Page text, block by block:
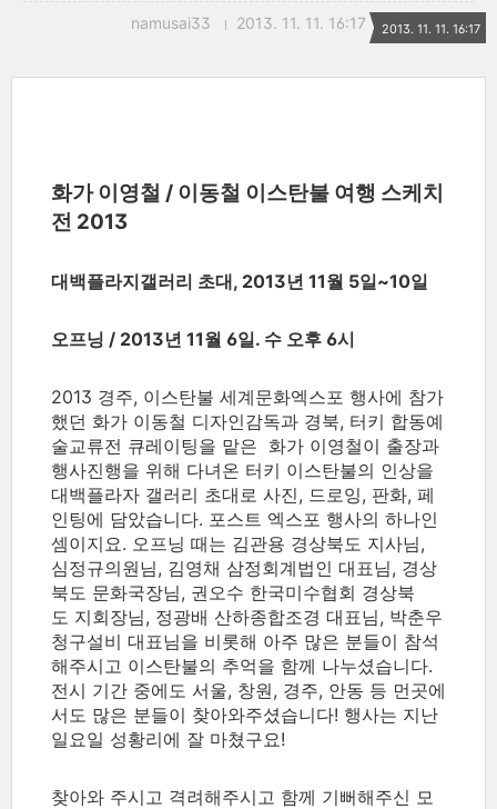
namusai33 2013. 11. 11. 16:17 2013. 11. 11. 16:17
화가 이영철 / 이동철 이스탄불 여행 스케치
전 2013
대백플라지갤러리 초대, 2013년 11월 5일~10일
오프닝 / 2013년 11월 6일. 수 오후 6시
2013 경주, 이스탄불 세계문화엑스포 행사에 참가
했던 화가 이동철 디자인감독과 경북, 터키 합동예
술교류전 큐레이팅을 맡은 화가 이영철이 출장과
행사진행을 위해 다녀온 터키 이스탄불의 인상을
대백플라자 갤러리 초대로 사진, 드로잉, 판화, 페
인팅에 담았습니다. 포스트 엑스포 행사의 하나인
셈이지요. 오프닝 때는 김관용 경상북도 지사님,
심정규의원님, 김영채 삼정회계법인 대표님, 경상
북도 문화국장님, 권오수 한국미수협회 경상북
도 지회장님, 정광배 산하종합조경 대표님, 박춘우
청구설비 대표님을 비롯해 아주 많은 분들이 참석
해주시고 이스탄불의 추억을 함께 나누셨습니다.
전시 기간 중에도 서울, 창원, 경주, 안동 등 먼곳에
서도 많은 분들이 찾아와주셨습니다! 행사는 지난
일요일 성황리에 잘 마쳤구요!
찾아와 주시고 격려해주시고 함께 기뻐해주신 모